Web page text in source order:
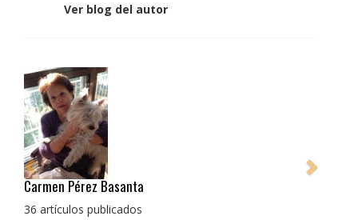
Ver blog del autor
Pedro Manuel Collado Cruz
La cocina para mi es producto bien tratado sin